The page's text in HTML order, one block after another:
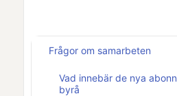
Frågor om samarbeten
Vad innebär de nya
byrå